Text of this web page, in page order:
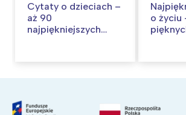
Cytaty o dzieciach –
aż 90
najpiękniejszych
o życiu